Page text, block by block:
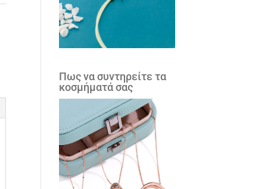
Πως να συντηρείτε τα
κοσμήματά σας